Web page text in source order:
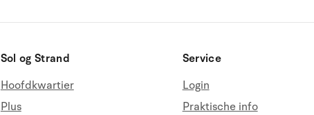
Sol og Strand
Hoofdkwartier
Plus
Service
Login
Praktische info